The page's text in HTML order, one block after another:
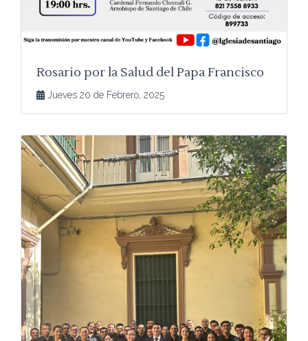
Rosario por la Salud del Papa Francisco
Jueves 20 de Febrero, 2025